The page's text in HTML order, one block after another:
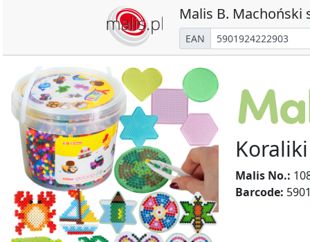
Malis B. Machoński
EAN
Malis No.:
Barcode: